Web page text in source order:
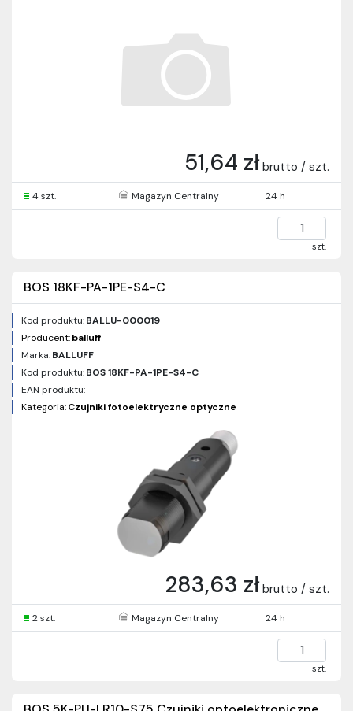
51,64 zł brutto / szt.
4 szt. Magazyn Centralny 24 h
szt.
BOS 18KF-PA-1PE-S4-C
Kod produktu:BALLU-000019
Producent:balluff
Marka:BALLUFF
Kod produktu:BOS 18KF-PA-1PE-S4-C
EAN produktu:
Kategoria:Czujniki fotoelektryczne optyczne
283,63 zł brutto / szt.
2 szt. Magazyn Centralny 24 h
szt.